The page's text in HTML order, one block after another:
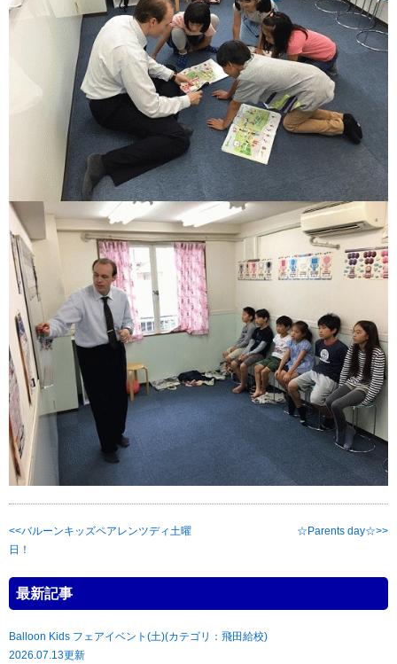
バルーンキッズペアレンツディ土曜
日！
☆Parents day☆
最新記事
Balloon Kids フェアイベント(土)(カテゴリ：飛田給校)
2026.07.13更新